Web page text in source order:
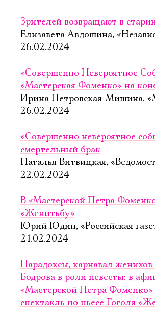
Зрителей возвращают в
Елизавета Авдошина,
26.02.2024
«Совершенно Невероятное
«Мастерская Фоменко» на
Ирина Петровская-Мишина,
26.02.2024
«Совершенно невероятное
смертельный брак
Наталья Витвицкая,
22.02.2024
В «Мастерской Петра
«Женитьбу»
Юрий Юдин, «Российская
21.02.2024
Парадоксы, карнавал женихов
Бодрова в роли невесты: в
«Мастерской Петра Фоменко»
спектакль по пьесе Гоголя